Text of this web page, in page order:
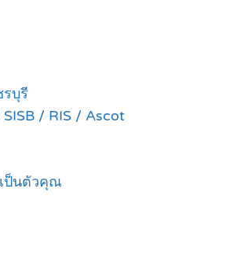
รบุรี
/ RIS / Ascot
ป็นตัวคุณ